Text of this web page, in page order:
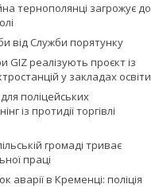
тернополянці загрожує до
від Служби порятунку
GIZ реалізують проєкт із
у закладах освіти
поліцейських
із протидії торгівлі
громаді триває
праці
аварії в Кременці: поліція